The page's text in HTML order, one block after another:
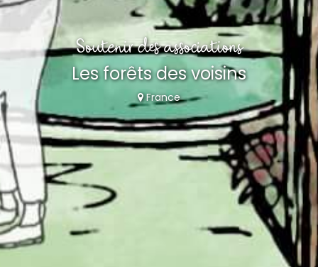
Soutenir des associations
Les forêts des voisins
France